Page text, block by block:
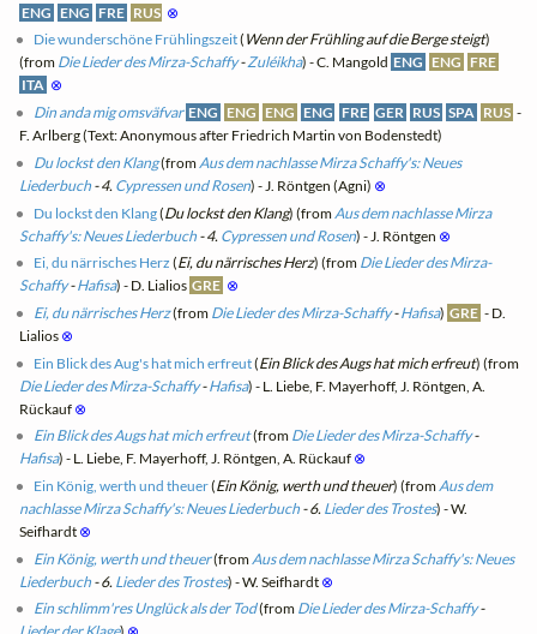
ENG ENG FRE RUS ⊗
Die wunderschöne Frühlingszeit( Wenn der Frühling auf die Berge steigt)
(from Die Lieder des Mirza-Schaffy-Zuléikha) - C. Mangold ENG ENG FRE
ITA ⊗
Din anda mig omsväfvar ENG ENG ENG ENG FRE GER RUS SPA RUS -
F. Arlberg (Text: Anonymous after Friedrich Martin von Bodenstedt)
Du lockst den Klang(from Aus dem nachlasse Mirza Schaffy's: Neues
Liederbuch - 4. Cypressen und Rosen) - J. Röntgen (Agni) ⊗
Du lockst den Klang(Du lockst den Klang) (from Aus dem nachlasse Mirza
Schaffy's: Neues Liederbuch - 4. Cypressen und Rosen) - J. Röntgen ⊗
Ei, du närrisches Herz (Ei, du närrisches Herz) (from Die Lieder des Mirza-
Schaffy-Hafisa) - D. Lialios GRE ⊗
Ei, du närrisches Herz(from Die Lieder des Mirza-Schaffy-Hafisa) GRE - D.
Lialios ⊗
Ein Blick des Aug's hat mich erfreut(Ein Blick des Augs hat mich erfreut) (from
Die Lieder des Mirza-Schaffy-Hafisa) - L. Liebe, F. Mayerhoff, J. Röntgen, A.
Rückauf ⊗
Ein Blick des Augs hat mich erfreut(from Die Lieder des Mirza-Schaffy-
Hafisa) - L. Liebe, F. Mayerhoff, J. Röntgen, A. Rückauf ⊗
Ein König, werth und theuer(Ein König, werth und theuer) (from Aus dem
nachlasse Mirza Schaffy's: Neues Liederbuch - 6. Lieder des Trostes) - W.
Seifhardt ⊗
Ein König, werth und theuer(from Aus dem nachlasse Mirza Schaffy's: Neues
Liederbuch - 6. Lieder des Trostes) - W. Seifhardt ⊗
Ein schlimm'res Unglück als der Tod(from Die Lieder des Mirza-Schaffy-